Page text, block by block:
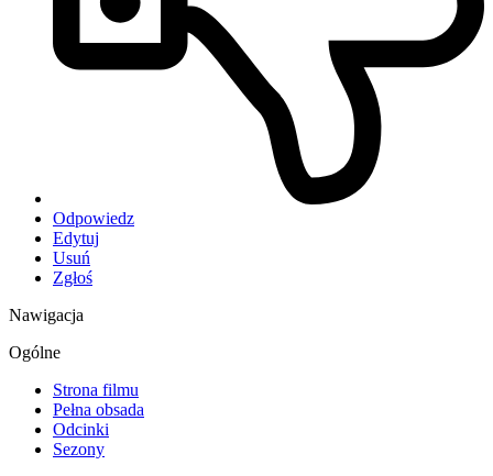
Odpowiedz
Edytuj
Usuń
Zgłoś
Nawigacja
Ogólne
Strona filmu
Pełna obsada
Odcinki
Sezony